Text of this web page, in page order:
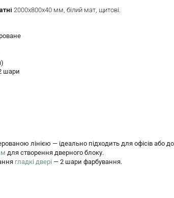
2000х800х40 мм, білий мат, щитові.
шари
лінією — ідеально підходить для офісів або
для створення дверного блоку.
гладкі двері — 2 шари фарбування.